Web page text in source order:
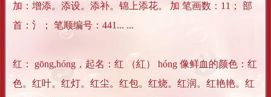
加：增添。添设。添补。锦上添花。 加 笔画数：11； 部
首：氵； 笔顺编号：441... ...
红： gōng,hóng，起名：红 （紅） hóng 像鲜血的颜色：红
色。红叶。红灯。红尘。红包。红烧。红润。红艳艳。红